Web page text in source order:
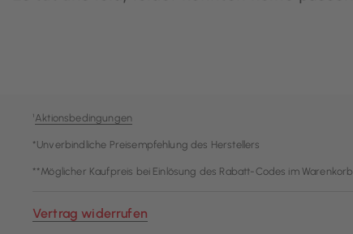
¹Aktionsbedingungen
*Unverbindliche Preisempfehlung des Herstellers
**Möglicher Kaufpreis bei Einlösung des Rabatt-Codes im Warenkorb
Vertrag widerrufen